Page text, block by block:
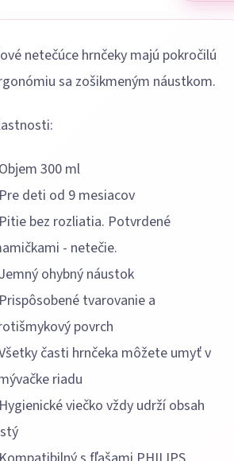
netečúce hrnčeky majú pokročilú
sa zošikmeným náustkom.
300 ml
deti od 9 mesiacov
bez rozliatia. Potvrdené
- netečie.
ohybný náustok
tvarovanie a
povrch
časti hrnčeka môžete umyť v
riadu
viečko vždy udrží obsah